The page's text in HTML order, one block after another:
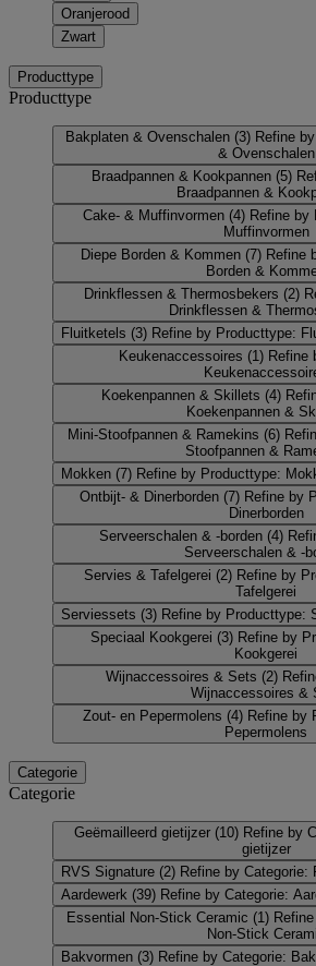
Oranjerood
Zwart
Producttype
Producttype
Bakplaten & Ovenschalen (3) Refine
& Ovenschalen
Braadpannen & Kookpannen (5)
Braadpannen &
Cake- & Muffinvormen (4) Refine by
Muffinvormen
Diepe Borden & Kommen (7) Refine
Borden &
Drinkflessen & Thermosbekers (2)
Drinkflessen &
Fluitketels (3) Refine by Producttype:
Keukenaccessoires (1) Refine
Koekenpannen & Skillets (4)
Koekenpannen &
Mini-Stoofpannen & Ramekins (6)
Stoofpannen &
Mokken (7) Refine by Producttype:
Ontbijt- & Dinerborden (7) Refine by
Dinerborden
Serveerschalen & -borden (4)
Serveerschalen & -
Servies & Tafelgerei (2) Refine by
Tafelgerei
Serviessets (3) Refine by Producttype:
Speciaal Kookgerei (3) Refine by
Kookgerei
Wijnaccessoires & Sets (2)
Wijnaccessoires &
Zout- en Pepermolens (4) Refine by
Pepermolens
Categorie
Categorie
Geëmailleerd gietijzer (10) Refine by
gietijzer
RVS Signature (2) Refine by Categorie:
Aardewerk (39) Refine by Categorie:
Essential Non-Stick Ceramic (1)
Non-Stick
Bakvormen (3) Refine by Categorie: